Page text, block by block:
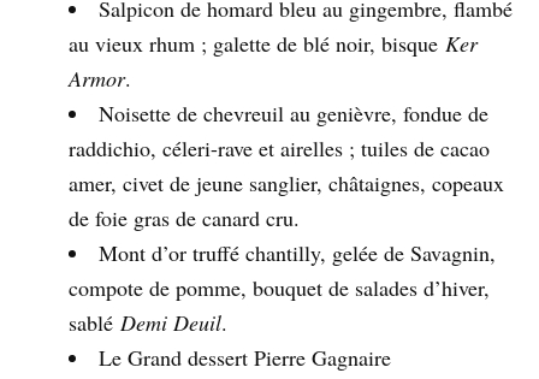
Salpicon de homard bleu au gingembre, flambé
au vieux rhum ; galette de blé noir, bisque Ker
Armor.
Noisette de chevreuil au genièvre, fondue de
raddichio, céleri-rave et airelles ; tuiles de cacao
amer, civet de jeune sanglier, châtaignes, copeaux
de foie gras de canard cru.
Mont d’or truffé chantilly, gelée de Savagnin,
compote de pomme, bouquet de salades d’hiver,
sablé Demi Deuil.
Le Grand dessert Pierre Gagnaire